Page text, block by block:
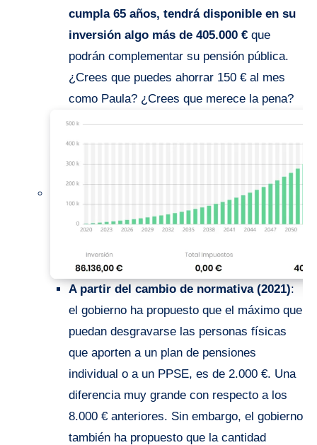
cumpla 65 años, tendrá disponible en su
inversión algo más de 405.000 €que
podrán complementar su pensión pública.
¿Crees que puedes ahorrar 150 € al mes
como Paula? ¿Crees que merece la pena?
A partir del cambio de normativa (2021):
el gobierno ha propuesto que el máximo que
puedan desgravarse las personas físicas
que aporten a un plan de pensiones
individual o a un PPSE, es de 2.000 €. Una
diferencia muy grande con respecto a los
8.000 € anteriores. Sin embargo, el gobierno
también ha propuesto que la cantidad